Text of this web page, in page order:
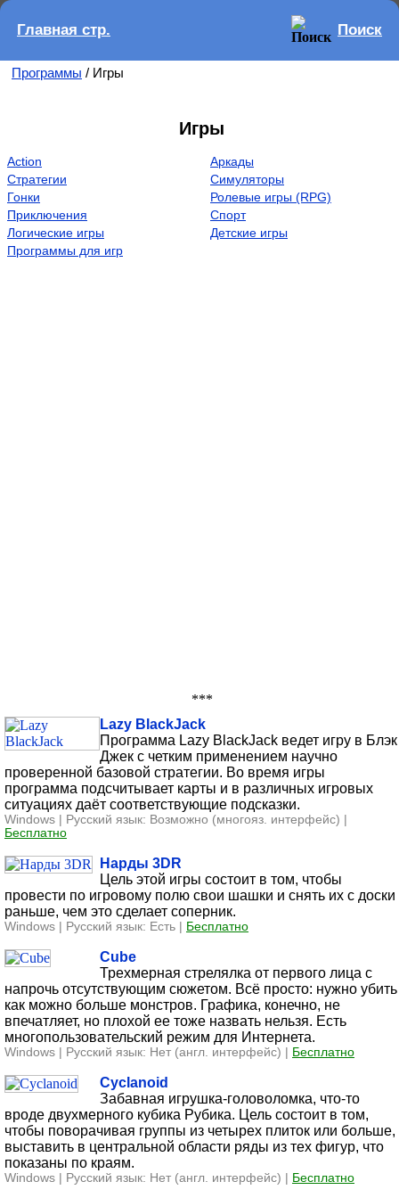
Главная стр. Поиск
Программы / Игры
Игры
Action
Аркады
Стратегии
Симуляторы
Гонки
Ролевые игры (RPG)
Приключения
Спорт
Логические игры
Детские игры
Программы для игр
***
Lazy BlackJack
Программа Lazy BlackJack ведет игру в Блэк
Джек с четким применением научно
проверенной базовой стратегии. Во время игры
программа подсчитывает карты и в различных игровых
ситуациях даёт соответствующие подсказки.
Windows | Русский язык: Возможно (многояз. интерфейс) |
Бесплатно
Нарды 3DR
Цель этой игры состоит в том, чтобы
провести по игровому полю свои шашки и снять их с доски
раньше, чем это сделает соперник.
Windows | Русский язык: Есть | Бесплатно
Cube
Трехмерная стрелялка от первого лица с
напрочь отсутствующим сюжетом. Всё просто: нужно убить
как можно больше монстров. Графика, конечно, не
впечатляет, но плохой ее тоже назвать нельзя. Есть
многопользовательский режим для Интернета.
Windows | Русский язык: Нет (англ. интерфейс) | Бесплатно
Cyclanoid
Забавная игрушка-головоломка, что-то
вроде двухмерного кубика Рубика. Цель состоит в том,
чтобы поворачивая группы из четырех плиток или больше,
выставить в центральной области ряды из тех фигур, что
показаны по краям.
Windows | Русский язык: Нет (англ. интерфейс) | Бесплатно